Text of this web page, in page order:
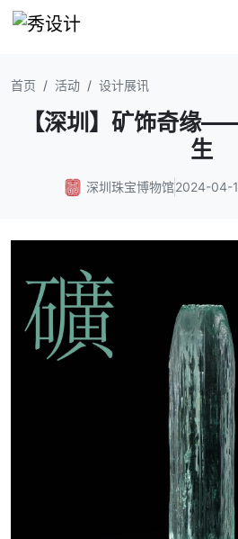
首页 活动 设计展讯
【深圳】矿饰奇缘
生
深圳珠宝博物馆2024-04-